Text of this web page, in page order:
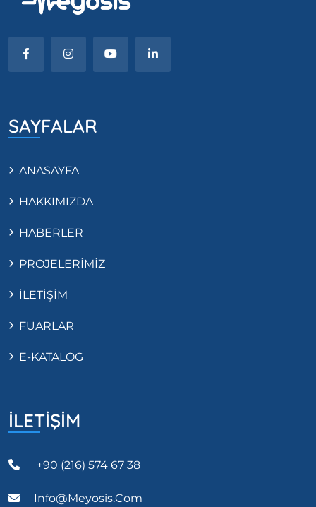
SAYFALAR
ANASAYFA
HAKKIMIZDA
HABERLER
PROJELERİMİZ
İLETİŞİM
FUARLAR
E-KATALOG
İLETİŞİM
+90 (216) 574 67 38
Info@meyosis.com